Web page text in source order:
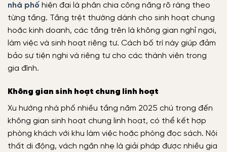
nhà phố hiện đại là phân chia công năng rõ ràng theo
từng tầng. Tầng trệt thường dành cho sinh hoạt chung
hoặc kinh doanh, các tầng trên là không gian nghỉ ngơi,
làm việc và sinh hoạt riêng tư. Cách bố trí này giúp đảm
bảo sự tiện nghi và riêng tư cho các thành viên trong
gia đình.
Không gian sinh hoạt chung linh hoạt
Xu hướng nhà phố nhiều tầng năm 2025 chú trọng đến
không gian sinh hoạt chung linh hoạt, có thể kết hợp
phòng khách với khu làm việc hoặc phòng đọc sách. Nội
thất di động, vách ngăn nhẹ là giải pháp được nhiều gia